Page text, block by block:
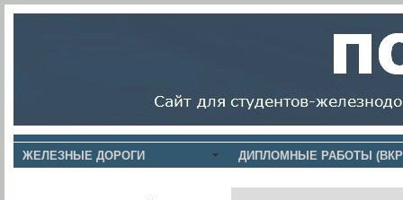
ЖЕЛЕЗНЫЕ ДОРОГИ ДИПЛОМНЫЕ РАБОТЫ